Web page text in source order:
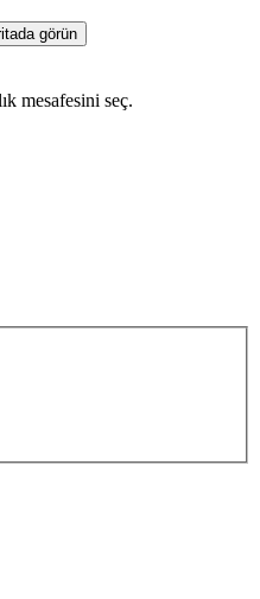
görün
mesafesini seç.